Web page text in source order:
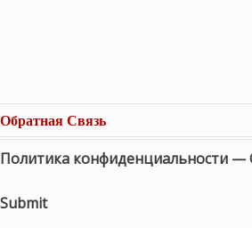
Обратная Связь
Политика конфиденциальности —
Submit